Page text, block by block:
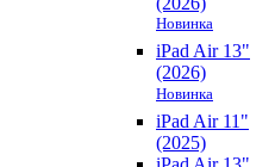
Новинка
iPad Air 13"
(2026)
Новинка
iPad Air 11"
(2025)